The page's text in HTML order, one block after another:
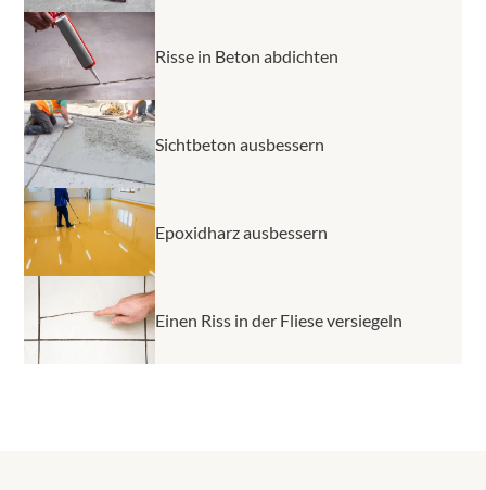
Risse in Beton abdichten
Sichtbeton ausbessern
Epoxidharz ausbessern
Einen Riss in der Fliese versiegeln